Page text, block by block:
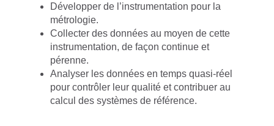
Développer de l’instrumentation pour la
métrologie.
Collecter des données au moyen de cette
instrumentation, de façon continue et
pérenne.
Analyser les données en temps quasi-réel
pour contrôler leur qualité et contribuer au
calcul des systèmes de référence.